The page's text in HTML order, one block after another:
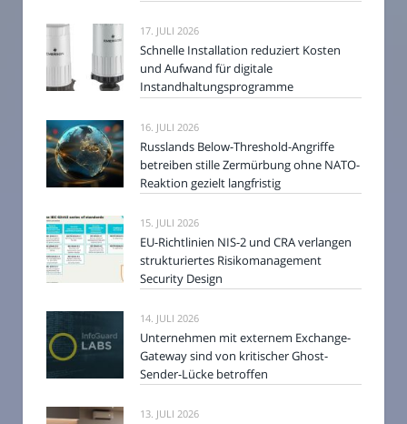
17. JULI 2026
Schnelle Installation reduziert Kosten
und Aufwand für digitale
Instandhaltungsprogramme
16. JULI 2026
Russlands Below-Threshold-Angriffe
betreiben stille Zermürbung ohne NATO-
Reaktion gezielt langfristig
15. JULI 2026
EU-Richtlinien NIS-2 und CRA verlangen
strukturiertes Risikomanagement
Security Design
14. JULI 2026
Unternehmen mit externem Exchange-
Gateway sind von kritischer Ghost-
Sender-Lücke betroffen
13. JULI 2026